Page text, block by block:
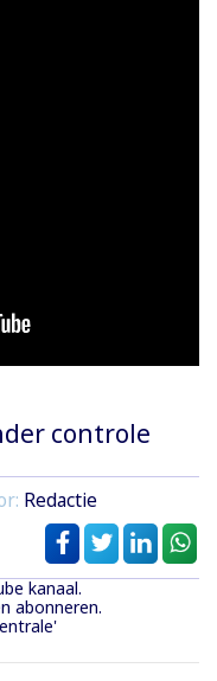
controle
Redactie
kanaal.
abonneren.